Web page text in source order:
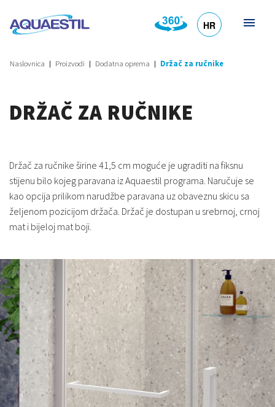
HR
Naslovnica Proizvodi Dodatna oprema Držač za ručnike
DRŽAČ ZA RUČNIKE
Držač za ručnike širine 41,5 cm moguće je ugraditi na fiksnu
stijenu bilo kojeg paravana iz Aquaestil programa. Naručuje se
kao opcija prilikom narudžbe paravana uz obaveznu skicu sa
željenom pozicijom držača. Držač je dostupan u srebrnoj, crnoj
mat i bijeloj mat boji.